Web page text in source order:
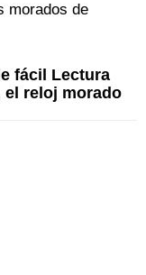
morados de
fácil Lectura
el reloj morado